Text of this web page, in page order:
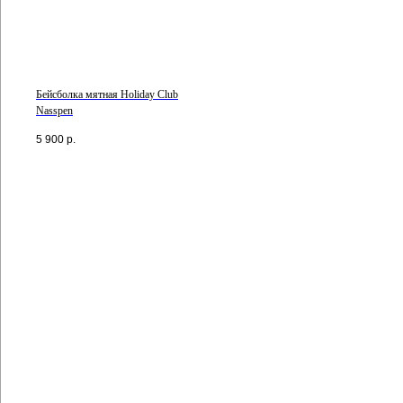
Бейсболка мятная Holiday Club
Nasspen
5 900 р.